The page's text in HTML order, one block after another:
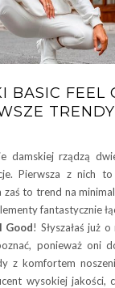
BASIC FEEL
damskiej rządzą
Pierwsza z nich
zaś to trend na
fantastycznie
Good! Słyszałaś już
ponieważ oni
z komfortem
wysokiej jakości,